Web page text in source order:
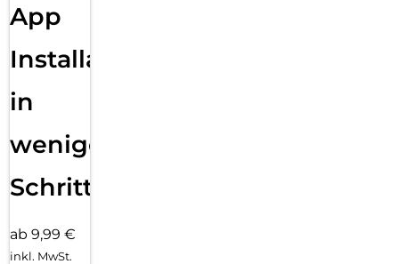
App
Installation
in
wenigen
Schritten
ab 9,99 €
inkl. MwSt.